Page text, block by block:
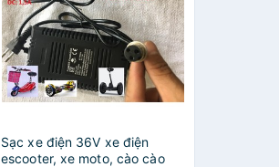
Sạc xe điện 36V xe điện
escooter, xe moto, cào cào